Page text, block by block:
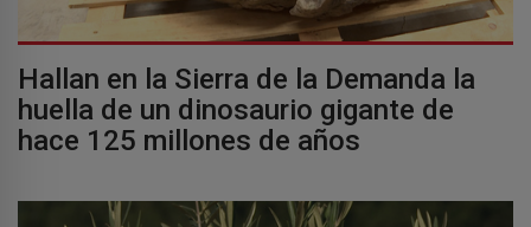
Hallan en la Sierra de la Demanda la
huella de un dinosaurio gigante de
hace 125 millones de años